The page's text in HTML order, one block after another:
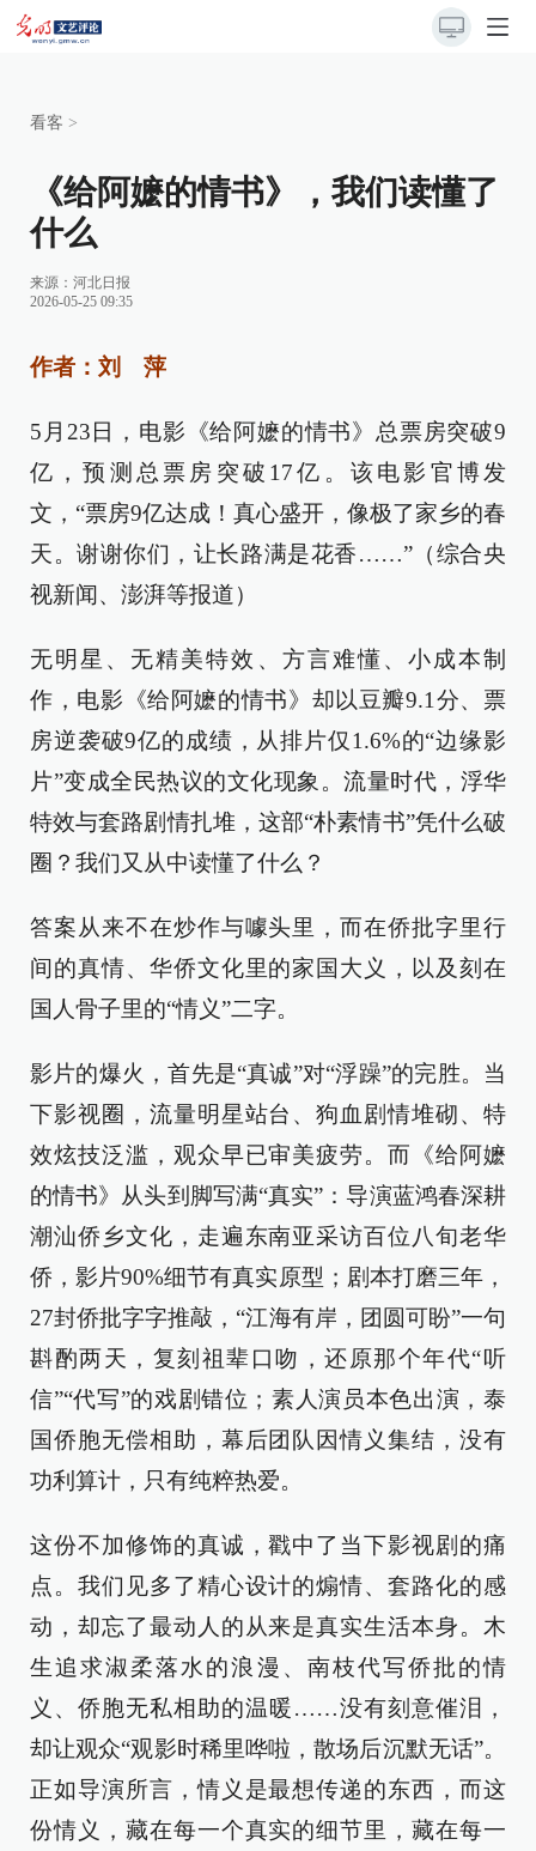
看客 >
《给阿嬷的情书》，我们读懂了
什么
来源： 河北日报
2026-05-25 09:35
作者：刘 萍
5月23日，电影《给阿嬷的情书》总票房突破9
亿，预测总票房突破17亿。该电影官博发
文，“票房9亿达成！真心盛开，像极了家乡的春
天。谢谢你们，让长路满是花香……”（综合央
视新闻、澎湃等报道）
无明星、无精美特效、方言难懂、小成本制
作，电影《给阿嬷的情书》却以豆瓣9.1分、票
房逆袭破9亿的成绩，从排片仅1.6%的“边缘影
片”变成全民热议的文化现象。流量时代，浮华
特效与套路剧情扎堆，这部“朴素情书”凭什么破
圈？我们又从中读懂了什么？
答案从来不在炒作与噱头里，而在侨批字里行
间的真情、华侨文化里的家国大义，以及刻在
国人骨子里的“情义”二字。
影片的爆火，首先是“真诚”对“浮躁”的完胜。当
下影视圈，流量明星站台、狗血剧情堆砌、特
效炫技泛滥，观众早已审美疲劳。而《给阿嬷
的情书》从头到脚写满“真实”：导演蓝鸿春深耕
潮汕侨乡文化，走遍东南亚采访百位八旬老华
侨，影片90%细节有真实原型；剧本打磨三年，
27封侨批字字推敲，“江海有岸，团圆可盼”一句
斟酌两天，复刻祖辈口吻，还原那个年代“听
信”“代写”的戏剧错位；素人演员本色出演，泰
国侨胞无偿相助，幕后团队因情义集结，没有
功利算计，只有纯粹热爱。
这份不加修饰的真诚，戳中了当下影视剧的痛
点。我们见多了精心设计的煽情、套路化的感
动，却忘了最动人的从来是真实生活本身。木
生追求淑柔落水的浪漫、南枝代写侨批的情
义、侨胞无私相助的温暖……没有刻意催泪，
却让观众“观影时稀里哗啦，散场后沉默无话”。
正如导演所言，情义是最想传递的东西，而这
份情义，藏在每一个真实的细节里，藏在每一